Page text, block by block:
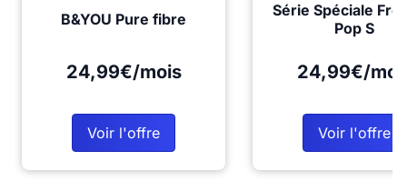
B&YOU Pure fibre
24,99€/mois
Voir l'offre
Série Spéciale
Pop S
24,99€/
Voir l'offre